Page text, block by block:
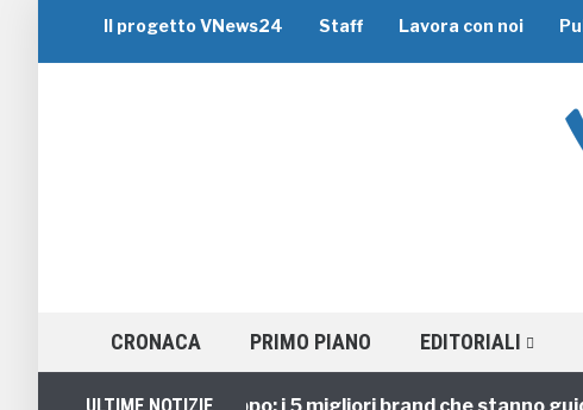
Il progetto VNews24 Staff Lavora con noi
CRONACA PRIMO PIANO EDITORIALI